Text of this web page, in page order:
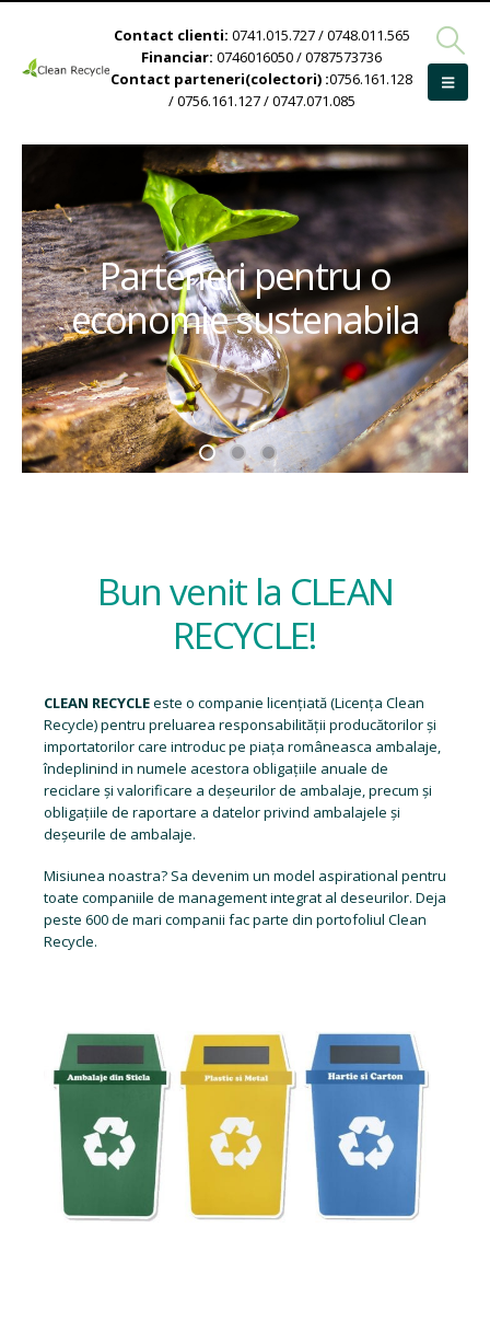
Contact clienti: 0741.015.727 / 0748.011.565
Financiar: 0746016050 / 0787573736
Contact parteneri(colectori) :0756.161.128
/ 0756.161.127 / 0747.071.085
Parteneri pentru o
economie sustenabila
Bun venit la CLEAN
RECYCLE!
CLEAN RECYCLEeste o companie licențiată (Licența Clean
Recycle) pentru preluarea responsabilității producătorilor și
importatorilor care introduc pe piața româneasca ambalaje,
îndeplinind in numele acestora obligațiile anuale de
reciclare și valorificare a deșeurilor de ambalaje, precum și
obligațiile de raportare a datelor privind ambalajele și
deșeurile de ambalaje.
Misiunea noastra? Sa devenim un model aspirational pentru
toate companiile de management integrat al deseurilor. Deja
peste 600 de mari companii fac parte din portofoliul Clean
Recycle.